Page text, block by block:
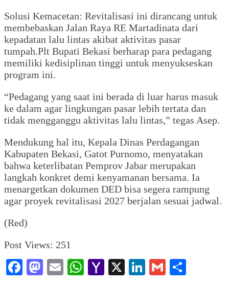
Solusi Kemacetan: Revitalisasi ini dirancang untuk
membebaskan Jalan Raya RE Martadinata dari
kepadatan lalu lintas akibat aktivitas pasar
tumpah.Plt Bupati Bekasi berharap para pedagang
memiliki kedisiplinan tinggi untuk menyukseskan
program ini.
“Pedagang yang saat ini berada di luar harus masuk
ke dalam agar lingkungan pasar lebih tertata dan
tidak mengganggu aktivitas lalu lintas,” tegas Asep.
Mendukung hal itu, Kepala Dinas Perdagangan
Kabupaten Bekasi, Gatot Purnomo, menyatakan
bahwa keterlibatan Pemprov Jabar merupakan
langkah konkret demi kenyamanan bersama. Ia
menargetkan dokumen DED bisa segera rampung
agar proyek revitalisasi 2027 berjalan sesuai jadwal.
(Red)
Post Views: 251
Facebook
Mastodon
EmailWhatsApp
Yahoo
X LinkedIn
Gmail